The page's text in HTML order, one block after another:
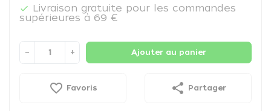

Livraison gratuite pour les commandes
supérieures à 69 €
− + Ajouter au panier
favorite_border Favoris share Partager